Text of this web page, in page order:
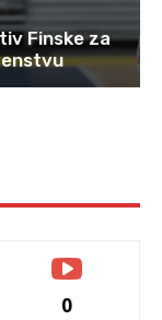
Finske za
0